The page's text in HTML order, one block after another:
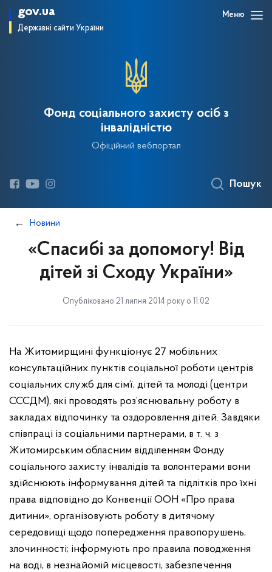
gov.ua
Державні сайти України
Меню
Фонд соціального захисту осіб з
інвалідністю
Офіційний вебпортал
Пошук
Новини
«Спасибі за допомогу! Від
дітей зі Сходу України»
Опубліковано 21 липня 2014 року о 11:02
На Житомирщині функціонує 27 мобільних
консультаційних пунктів соціальної роботи центрів
соціальних служб для сім’ї, дітей та молоді (центри
СССДМ), які проводять роз’яснювальну роботу в
закладах відпочинку та оздоровлення дітей. Завдяки
співпраці із соціальними партнерами, в т. ч. з
Житомирським обласним відділенням Фонду
соціального захисту інвалідів та волонтерами вони
здійснюють інформування дітей та підлітків про їхні
права відповідно до Конвенції ООН «Про права
дитини», організовують роботу в дитячому
середовищі щодо попередження правопорушень,
злочинності; інформують про правила поводження
на воді, в незнайомій місцевості, забезпечення